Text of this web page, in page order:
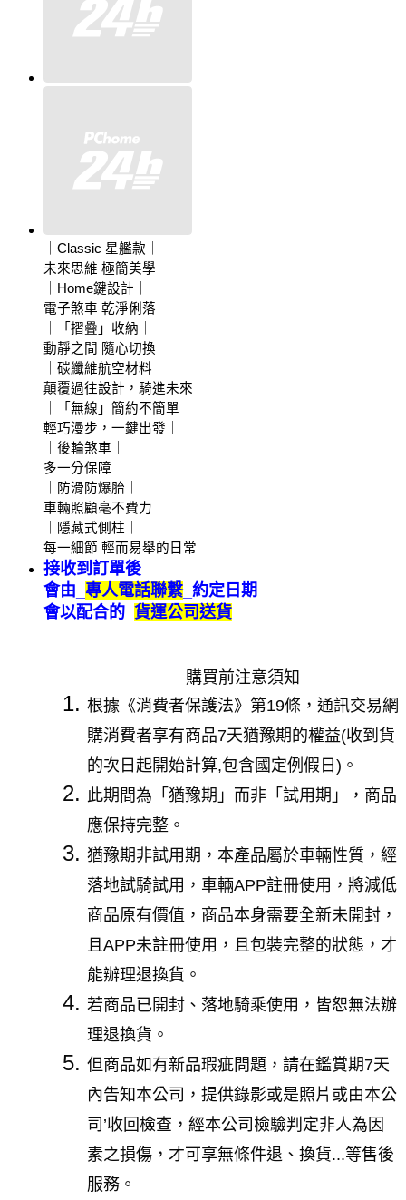
｜Classic 星艦款｜
未來思維 極簡美學
｜Home鍵設計｜
電子煞車 乾淨俐落
｜「摺疊」收納｜
動靜之間 隨心切換
｜碳纖維航空材料｜
顛覆過往設計，騎進未來
｜「無線」簡約不簡單
輕巧漫步，一鍵出發｜
｜後輪煞車｜
多一分保障
｜防滑防爆胎｜
車輛照顧毫不費力
｜隱藏式側柱｜
每一細節 輕而易舉的日常
接收到訂單後
會由_ 專人電話聯繫_約定日期
會以配合的_ 貨運公司送貨
購買前注意須知
根據《消費者保護法》第19條，通訊交易網
購消費者享有商品7天猶豫期的權益(收到貨
的次日起開始計算,包含國定例假日)。
此期間為「猶豫期」而非「試用期」，商品
應保持完整。
猶豫期非試用期，本產品屬於車輛性質，經
落地試騎試用，車輛APP註冊使用，將減低
商品原有價值，商品本身需要全新未開封，
且APP未註冊使用，且包裝完整的狀態，才
能辦理退換貨。
若商品已開封、落地騎乘使用，皆恕無法辦
理退換貨。
但商品如有新品瑕疵問題，請在鑑賞期7天
內告知本公司，提供錄影或是照片或由本公
司’收回檢查，經本公司檢驗判定非人為因
素之損傷，才可享無條件退、換貨...等售後
服務。